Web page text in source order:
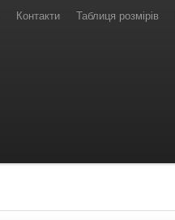
Контакти Таблиця розмірів